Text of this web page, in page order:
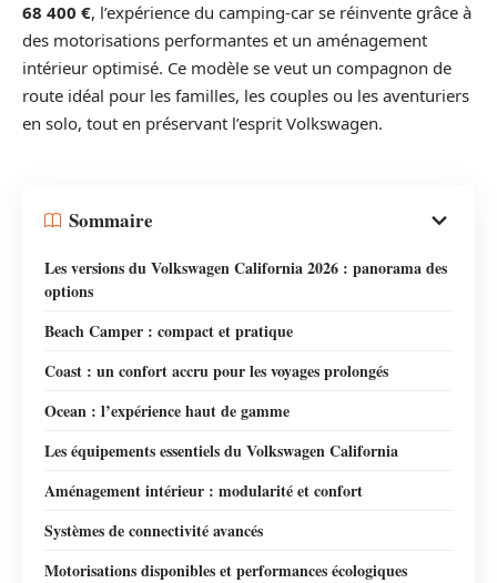
68 400 €, l’expérience du camping-car se réinvente grâce à
des motorisations performantes et un aménagement
intérieur optimisé. Ce modèle se veut un compagnon de
route idéal pour les familles, les couples ou les aventuriers
en solo, tout en préservant l’esprit Volkswagen.
Sommaire
Les versions du Volkswagen California 2026 : panorama des
options
Beach Camper : compact et pratique
Coast : un confort accru pour les voyages prolongés
Ocean : l’expérience haut de gamme
Les équipements essentiels du Volkswagen California
Aménagement intérieur : modularité et confort
Systèmes de connectivité avancés
Motorisations disponibles et performances écologiques